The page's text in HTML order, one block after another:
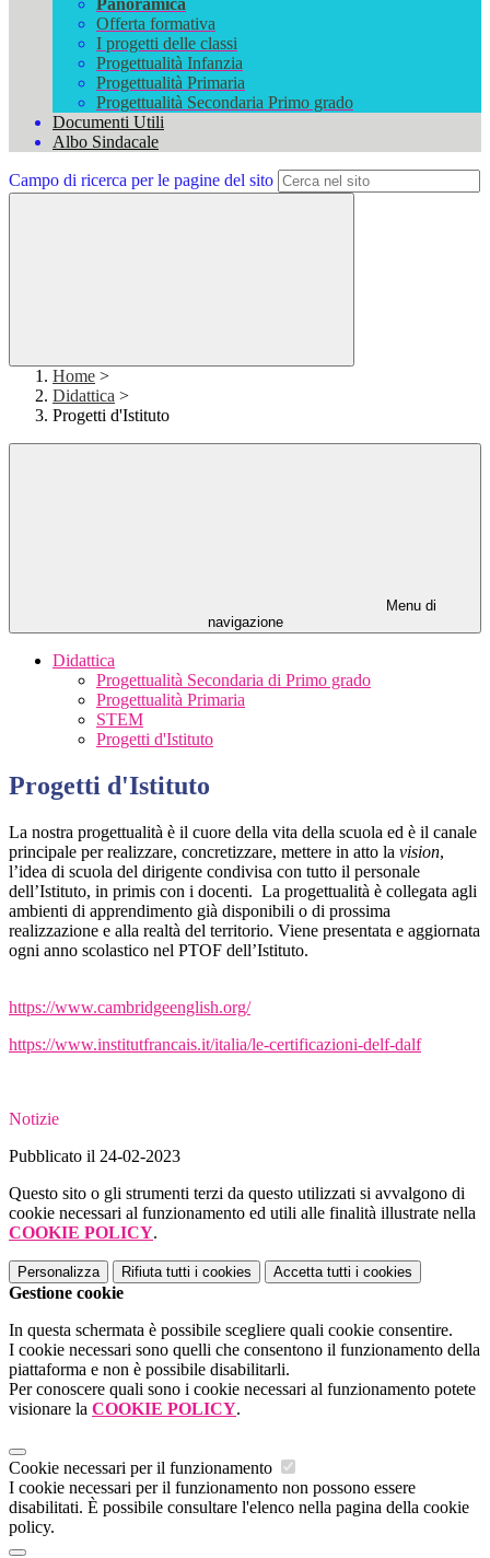
Panoramica
Offerta formativa
I progetti delle classi
Progettualità Infanzia
Progettualità Primaria
Progettualità Secondaria Primo grado
Documenti Utili
Albo Sindacale
Campo di ricerca per le pagine del sito
Home >
Didattica >
Progetti d'Istituto
Menu di
navigazione
Didattica
Progettualità Secondaria di Primo grado
Progettualità Primaria
STEM
Progetti d'Istituto
Progetti d'Istituto
La nostra progettualità è il cuore della vita della scuola ed è il canale
principale per realizzare, concretizzare, mettere in atto la vision,
l’idea di scuola del dirigente condivisa con tutto il personale
dell’Istituto, in primis con i docenti. La progettualità è collegata agli
ambienti di apprendimento già disponibili o di prossima
realizzazione e alla realtà del territorio. Viene presentata e aggiornata
ogni anno scolastico nel PTOF dell’Istituto.
https://www.cambridgeenglish.org/
https://www.institutfrancais.it/italia/le-certificazioni-delf-dalf
Notizie
Pubblicato il 24-02-2023
Questo sito o gli strumenti terzi da questo utilizzati si avvalgono di
cookie necessari al funzionamento ed utili alle finalità illustrate nella
COOKIE POLICY.
Personalizza Rifiuta tutti i cookies Accetta tutti i cookies
Gestione cookie
In questa schermata è possibile scegliere quali cookie consentire.
I cookie necessari sono quelli che consentono il funzionamento della
piattaforma e non è possibile disabilitarli.
Per conoscere quali sono i cookie necessari al funzionamento potete
visionare la COOKIE POLICY.
Cookie necessari per il funzionamento
I cookie necessari per il funzionamento non possono essere
disabilitati. È possibile consultare l'elenco nella pagina della cookie
policy.